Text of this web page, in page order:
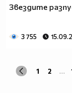
Звездите
3 755
1 2 ...